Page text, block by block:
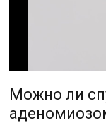
Можно ли